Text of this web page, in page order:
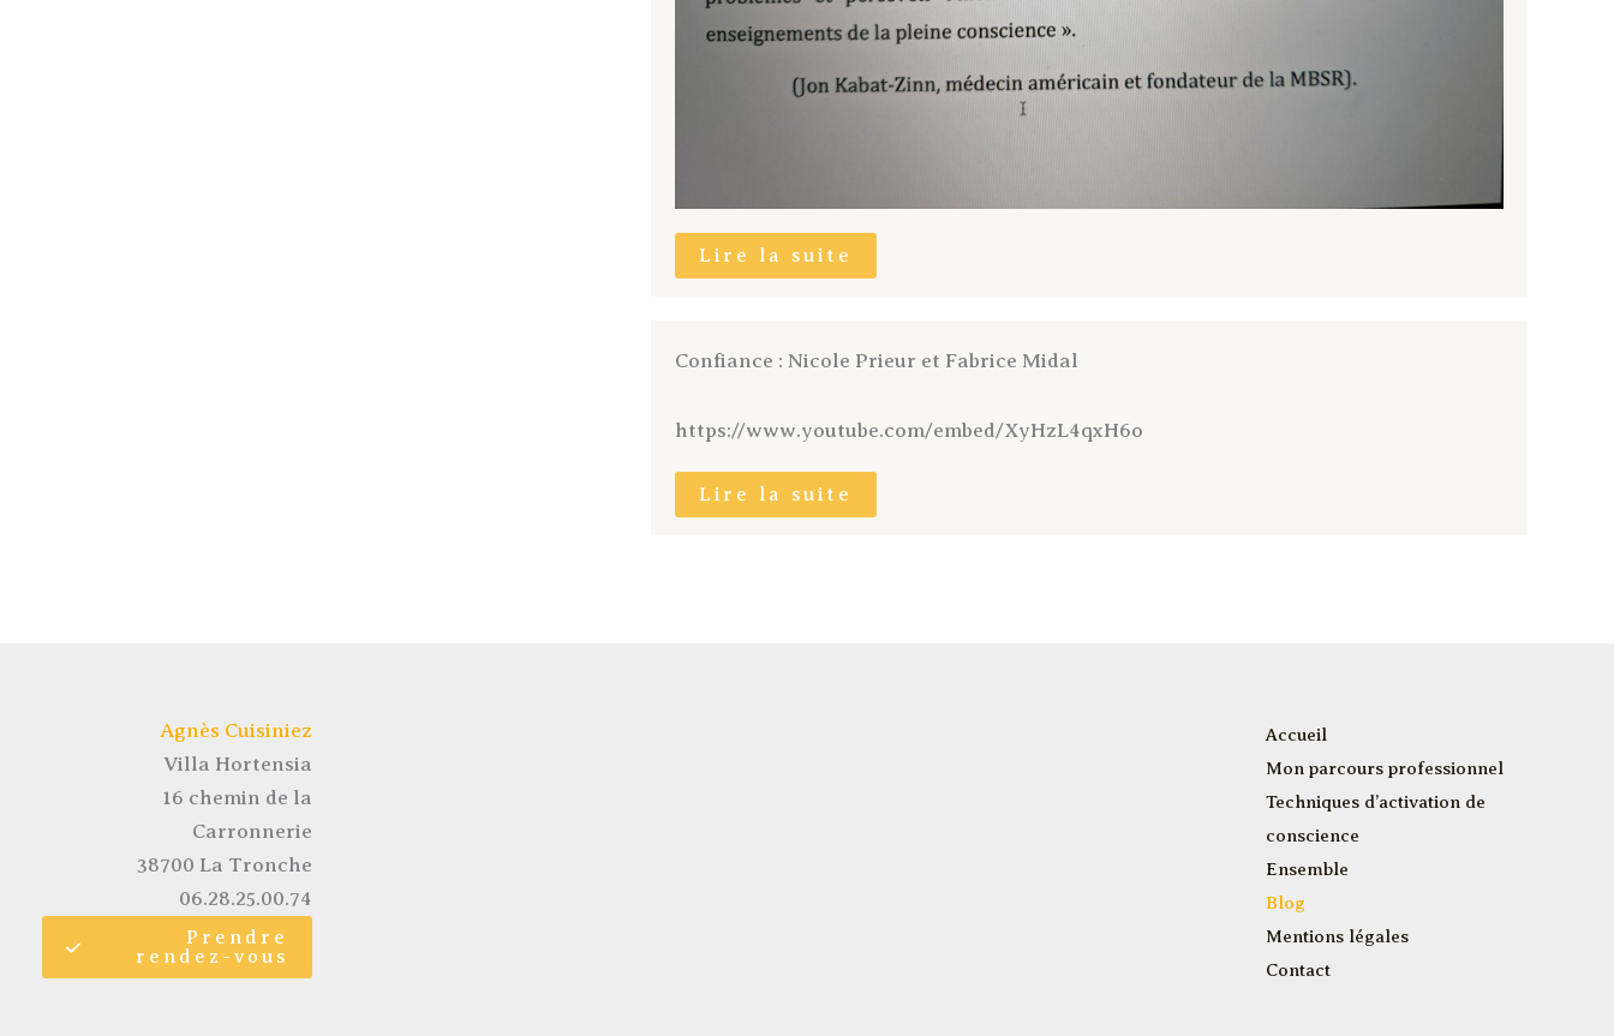
Lire la suite
Confiance : Nicole Prieur et Fabrice Midal
https://www.youtube.com/embed/XyHzL4qxH6o
Lire la suite
Agnès Cuisiniez
Villa Hortensia
16 chemin de la
Carronnerie
38700 La Tronche
06.28.25.00.74
Prendre
rendez-vous
Accueil
Mon parcours professionnel
Techniques d’activation de
conscience
Ensemble
Blog
Mentions légales
Contact